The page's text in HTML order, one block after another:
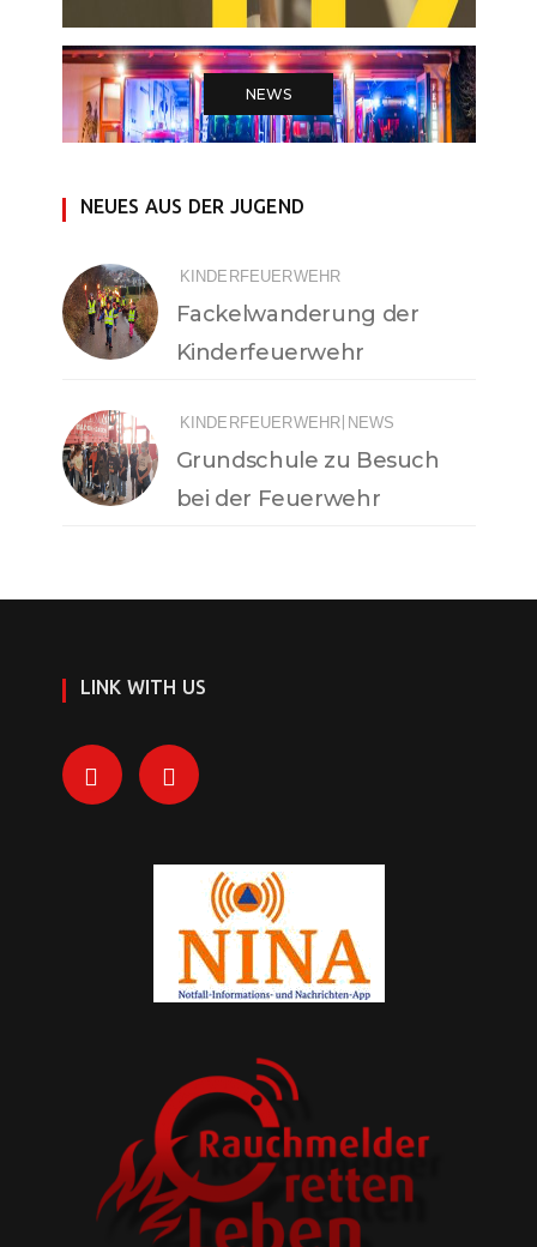
NEWS
NEUES AUS DER JUGEND
KINDERFEUERWEHR
Fackelwanderung der
Kinderfeuerwehr
KINDERFEUERWEHR NEWS
Grundschule zu Besuch
bei der Feuerwehr
LINK WITH US